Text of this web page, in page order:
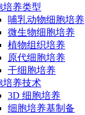
培养类型
哺乳动物细胞培养
微生物细胞培养
植物组织培养
原代细胞培养
干细胞培养
培养技术
3D 细胞培养
细胞培养基制备